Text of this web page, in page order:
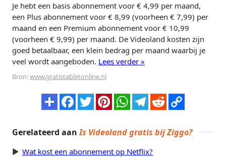
Je hebt een basis abonnement voor € 4,99 per maand,
een Plus abonnement voor € 8,99 (voorheen € 7,99) per
maand en een Premium abonnement voor € 10,99
(voorheen € 9,99) per maand. De Videoland kosten zijn
goed betaalbaar, een klein bedrag per maand waarbij je
veel wordt aangeboden. Lees verder »
Bron:www.gratistabletonline.nl
Gerelateerd aanIs Videoland gratis bij Ziggo?
Wat kost een abonnement op Netflix?